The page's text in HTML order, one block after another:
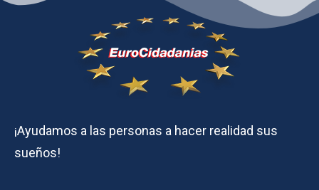
¡Ayudamos a las personas a hacer realidad sus
sueños!